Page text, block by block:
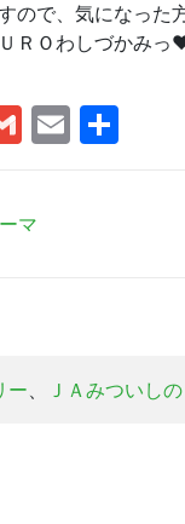
ので、気になった
ＲＯわしづかみ
Gmail
Email
マ
ー、 ＪＡみついし